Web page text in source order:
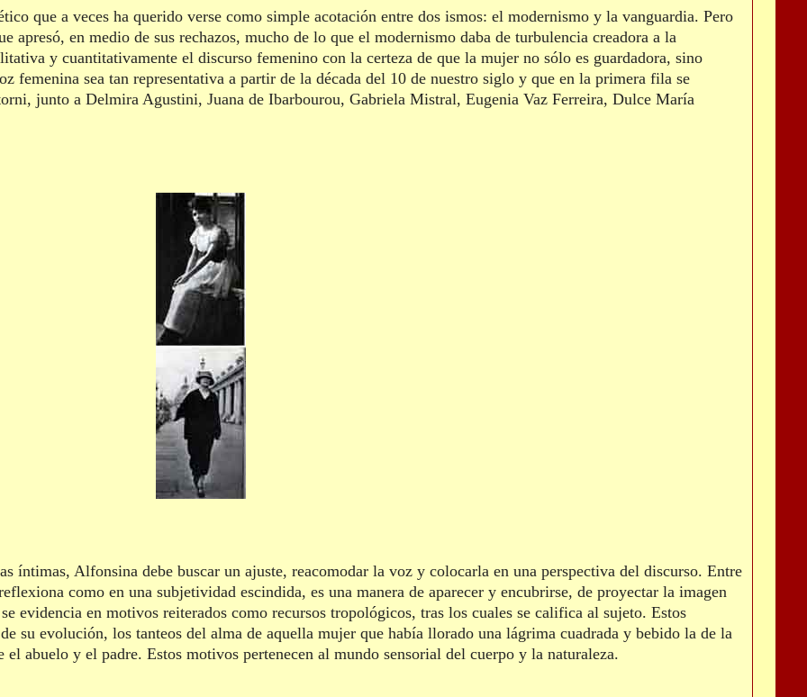
que a veces ha querido verse como simple acotación entre dos ismos: el modernismo y la vanguardia. Pero
apresó, en medio de sus rechazos, mucho de lo que el modernismo daba de turbulencia creadora a la
y cuantitativamente el discurso femenino con la certeza de que la mujer no sólo es guardadora, sino
femenina sea tan representativa a partir de la década del 10 de nuestro siglo y que en la primera fila se
junto a Delmira Agustini, Juana de Ibarbourou, Gabriela Mistral, Eugenia Vaz Ferreira, Dulce María
íntimas, Alfonsina debe buscar un ajuste, reacomodar la voz y colocarla en una perspectiva del discurso. Entre
como en una subjetividad escindida, es una manera de aparecer y encubrirse, de proyectar la imagen
evidencia en motivos reiterados como recursos tropológicos, tras los cuales se califica al sujeto. Estos
su evolución, los tanteos del alma de aquella mujer que había llorado una lágrima cuadrada y bebido la de la
el abuelo y el padre. Estos motivos pertenecen al mundo sensorial del cuerpo y la naturaleza.